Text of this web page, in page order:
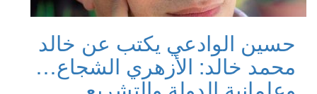
حسين الوادعي يكتب عن خالد
محمد خالد: الأزهري الشجاع…